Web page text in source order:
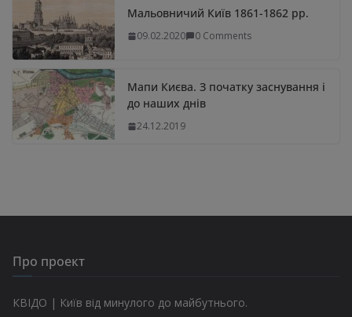
Мальовничий Київ 1861-1862 рр.
09.02.2020 0 Comments
Мапи Києва. З початку заснування і
до наших днів
24.12.2019
Про проект
КВІДО | Київ від минулого до майбутнього.